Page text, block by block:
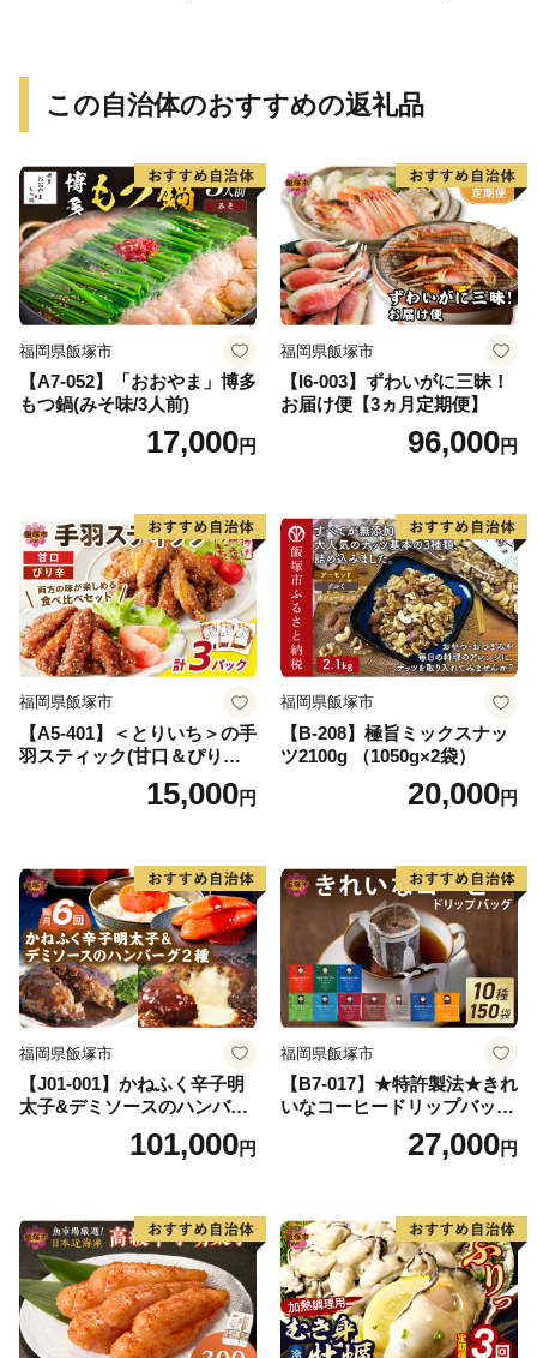
この自治体のおすすめの返礼品
福岡県飯塚市
【A7-052】「おおやま」博多
もつ鍋(みそ味/3人前)
17,000円
福岡県飯塚市
【I6-003】ずわいがに三昧！
お届け便【3ヵ月定期便】
96,000円
福岡県飯塚市
【A5-401】＜とりいち＞の手
羽スティック(甘口＆ぴり辛)
15,000円
福岡県飯塚市
【B-208】極旨ミックスナッ
ツ2100g （1050g×2袋）
20,000円
福岡県飯塚市
【J01-001】かねふく辛子明
太子&デミソースのハンバー
グ2種セット【隔月定期便(計
101,000円
福岡県飯塚市
【B7-017】★特許製法★きれ
いなコーヒードリップバッグ
（10種・150袋）27,000円